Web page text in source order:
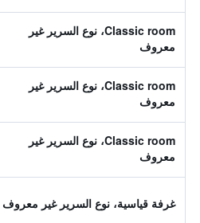
Classic room، نوع السرير غير
معروف
Classic room، نوع السرير غير
معروف
Classic room، نوع السرير غير
معروف
غرفة قياسية، نوع السرير غير معروف